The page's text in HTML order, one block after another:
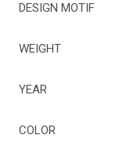
DESIGN MOTIF
WEIGHT
YEAR
COLOR